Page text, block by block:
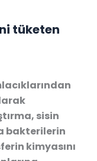
tüketen
sisin
bakterilerin
kimyasını